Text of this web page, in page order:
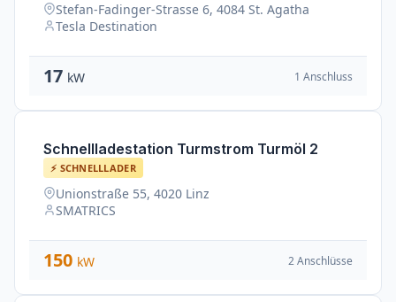
Stefan-Fadinger-Strasse 6, 4084 St. Agatha
Tesla Destination
17 kW 1 Anschluss
Schnellladestation Turmstrom Turmöl 2
⚡ SCHNELLLADER
Unionstraße 55, 4020 Linz
SMATRICS
150 kW 2 Anschlüsse